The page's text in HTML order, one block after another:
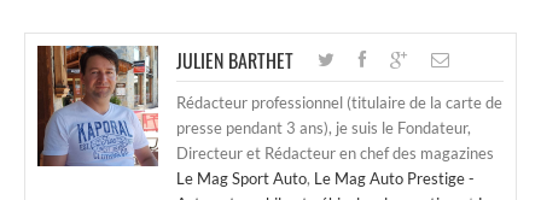
JULIEN BARTHET
Rédacteur professionnel (titulaire de la carte de
presse pendant 3 ans), je suis le Fondateur,
Directeur et Rédacteur en chef des magazines
Le Mag Sport Auto, Le Mag Auto Prestige -